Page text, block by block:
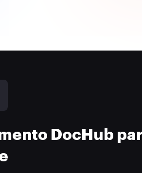
DocHub